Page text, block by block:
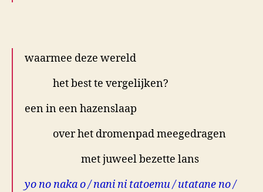
waarmee deze wereld
het best te vergelijken?
een in een hazenslaap
over het dromenpad meegedragen
met juweel bezette lans
yo no naka o / nani ni tatoemu / utatane no /